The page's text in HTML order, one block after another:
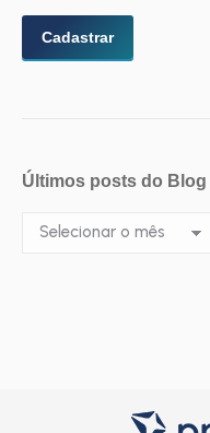
Últimos posts do Blog
Últimos